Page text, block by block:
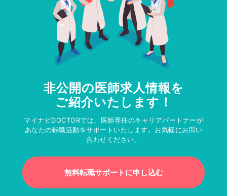
非公開の医師求人情報を
ご紹介いたします！
マイナビDOCTORでは、医師専任のキャリアパートナーが
あなたの転職活動をサポートいたします。お気軽にお問い
合わせください。
無料転職サポートに申し込む